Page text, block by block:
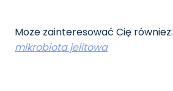
Może zainteresować Cię również:
mikrobiota jelitowa